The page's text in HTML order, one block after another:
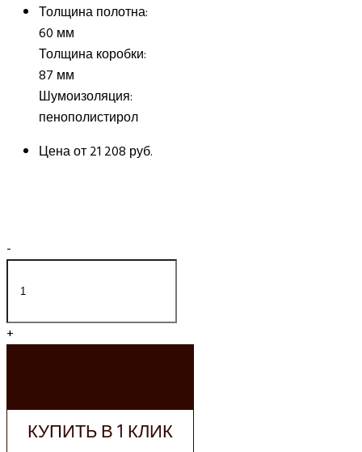
Толщина полотна:
60 мм
Толщина коробки:
87 мм
Шумоизоляция:
пенополистирол
Цена от21 208 руб.
-
+
КУПИТЬ В 1 КЛИК